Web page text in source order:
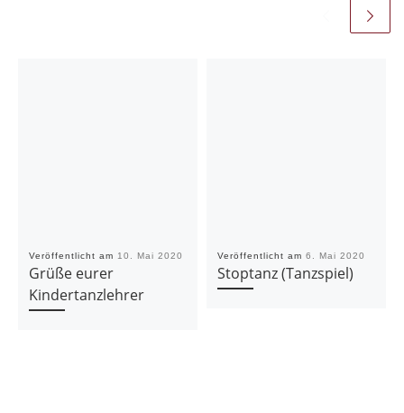
Veröffentlicht am 10. Mai 2020
Grüße eurer
Kindertanzlehrer
Veröffentlicht am 6. Mai 2020
Stoptanz (Tanzspiel)